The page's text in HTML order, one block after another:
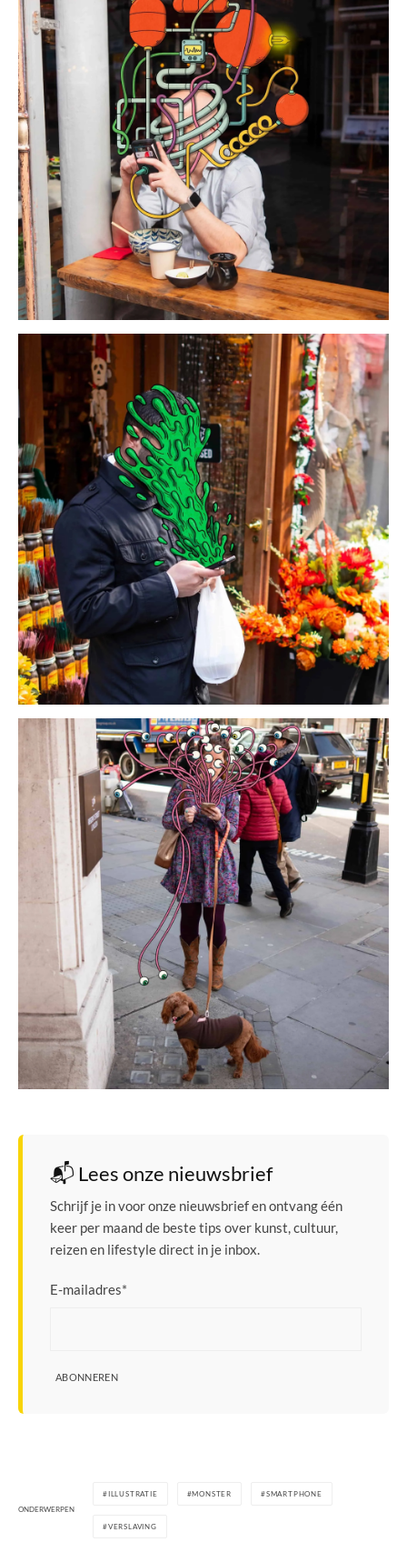
📬 Lees onze nieuwsbrief
Schrijf je in voor onze nieuwsbrief en ontvang één
keer per maand de beste tips over kunst, cultuur,
reizen en lifestyle direct in je inbox.
E-mailadres*
ABONNEREN
ONDERWERPEN
ILLUSTRATIE MONSTER SMARTPHONE
VERSLAVING